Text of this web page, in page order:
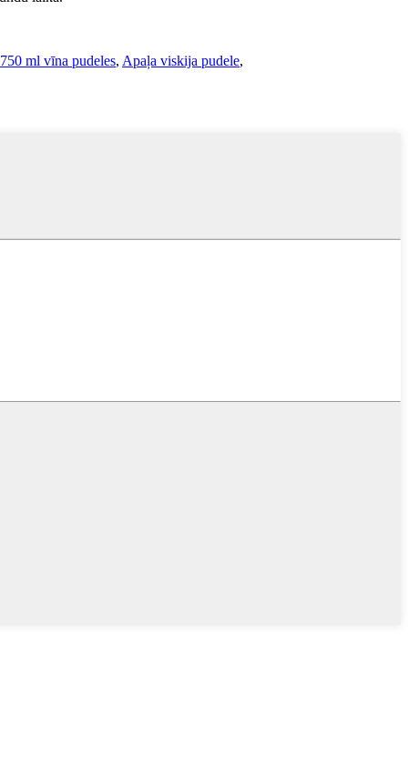
750 ml vīna pudeles, Apaļa viskija pudele,